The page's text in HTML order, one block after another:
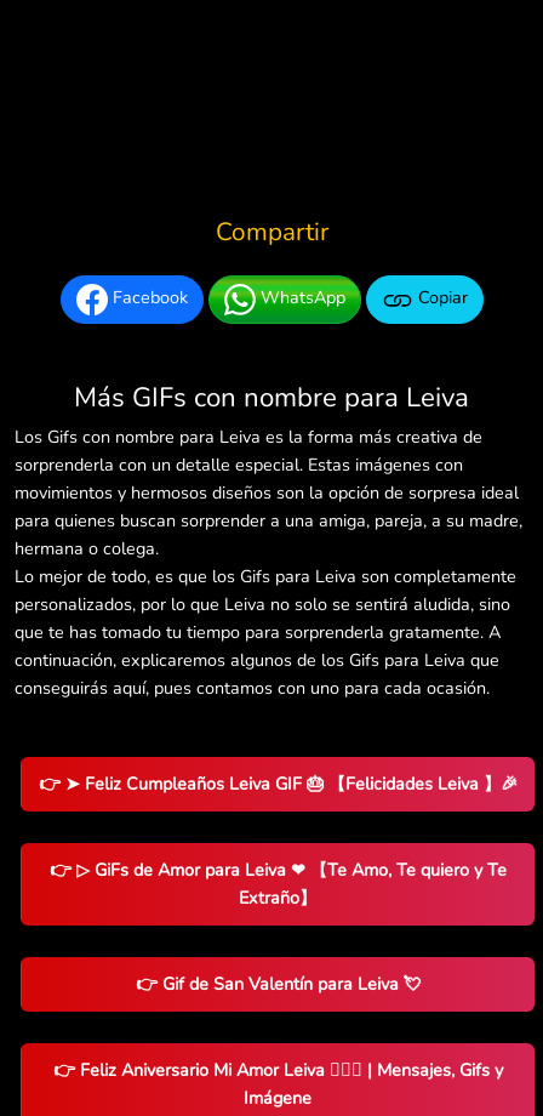
Compartir
Facebook WhatsApp Copiar
Más GIFs con nombre para Leiva
Los Gifs con nombre para Leiva es la forma más creativa de
sorprenderla con un detalle especial. Estas imágenes con
movimientos y hermosos diseños son la opción de sorpresa ideal
para quienes buscan sorprender a una amiga, pareja, a su madre,
hermana o colega.
Lo mejor de todo, es que los Gifs para Leiva son completamente
personalizados, por lo que Leiva no solo se sentirá aludida, sino
que te has tomado tu tiempo para sorprenderla gratamente. A
continuación, explicaremos algunos de los Gifs para Leiva que
conseguirás aquí, pues contamos con uno para cada ocasión.
👉 ➤ Feliz Cumpleaños Leiva GIF 🎂 【Felicidades Leiva 】🎉
👉 ▷ GiFs de Amor para Leiva ❤ 【Te Amo, Te quiero y Te
Extraño】
👉 Gif de San Valentín para Leiva 💘
👉 Feliz Aniversario Mi Amor Leiva 👨‍❤️‍👨 | Mensajes, Gifs y
Imágene